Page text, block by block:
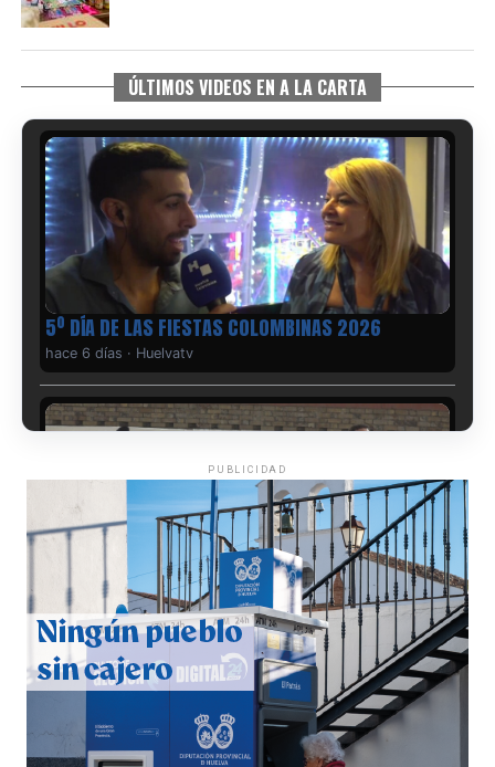
ÚLTIMOS VIDEOS EN A LA CARTA
5º DÍA DE LAS FIESTAS COLOMBINAS 2026
hace 6 días · Huelvatv
CUARTA CORRIDA DE LAS FIESTAS COLOMBINAS
2026
hace 7 días·Huelvatv
PUBLICIDAD